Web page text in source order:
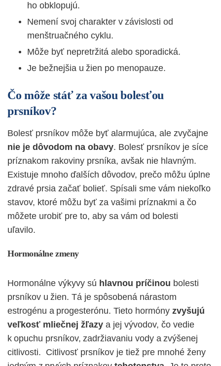
ho obklopujú.
Nemení svoj charakter v závislosti od
menštruačného cyklu.
Môže byť nepretržitá alebo sporadická.
Je bežnejšia u žien po menopauze.
Čo môže stáť za vašou bolesťou
prsníkov?
Bolesť prsníkov môže byť alarmujúca, ale zvyčajne
nie je dôvodom na obavy. Bolesť prsníkov je síce
príznakom rakoviny prsníka, avšak nie hlavným.
Existuje mnoho ďalších dôvodov, prečo môžu úplne
zdravé prsia začať bolieť. Spísali sme vám niekoľko
stavov, ktoré môžu byť za vašimi príznakmi a čo
môžete urobiť pre to, aby sa vám od bolesti
uľavilo.
Hormonálne zmeny
Hormonálne výkyvy sú hlavnou príčinou bolesti
prsníkov u žien. Tá je spôsobená nárastom
estrogénu a progesterónu. Tieto hormóny zvyšujú
veľkosť mliečnej žľazy a jej vývodov, čo vedie
k opuchu prsníkov, zadržiavaniu vody a zvýšenej
citlivosti. Citlivosť prsníkov je tiež pre mnohé ženy